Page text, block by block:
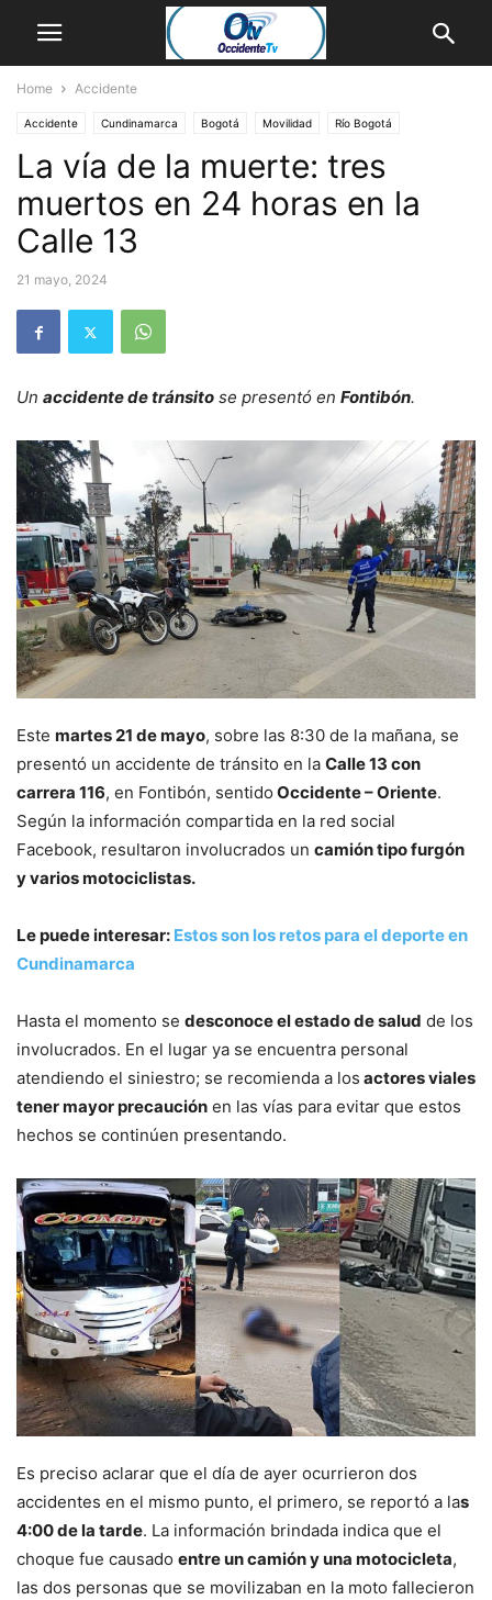
Home Accidente
Accidente Cundinamarca Bogotá Movilidad Río Bogotá
La vía de la muerte: tres
muertos en 24 horas en la
Calle 13
21 mayo, 2024
Un accidente de tránsito se presentó en Fontibón.
Este martes 21 de mayo, sobre las 8:30 de la mañana, se
presentó un accidente de tránsito en la Calle 13 con
carrera 116, en Fontibón, sentido Occidente – Oriente.
Según la información compartida en la red social
Facebook, resultaron involucrados un camión tipo furgón
y varios motociclistas.
Le puede interesar: Estos son los retos para el deporte en
Cundinamarca
Hasta el momento se desconoce el estado de salud de los
involucrados. En el lugar ya se encuentra personal
atendiendo el siniestro; se recomienda a los actores viales
tener mayor precaución en las vías para evitar que estos
hechos se continúen presentando.
Es preciso aclarar que el día de ayer ocurrieron dos
accidentes en el mismo punto, el primero, se reportó a las
4:00 de la tarde. La información brindada indica que el
choque fue causado entre un camión y una motocicleta,
las dos personas que se movilizaban en la moto fallecieron